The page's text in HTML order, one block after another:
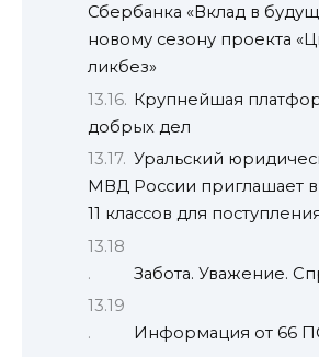
Сбербанка «Вклад в
новому сезону проекта
ликбез»
Крупнейшая
добрых дел
Уральский
МВД России приглашает
11 классов для
Забота. Уважение.
Информация от 66